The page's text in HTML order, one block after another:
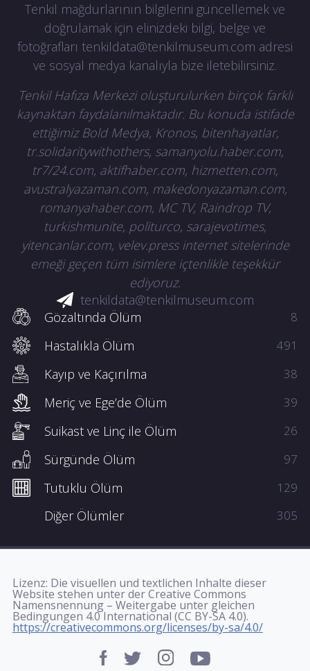
Tenkil mağdurlarının bilgilerini güncellemek ve
doğrulamak için elinizdeki bilgi, belge ve
fotoğrafları tenkildata@tenkilmuseum.com adresi
ve sosyal medya kanalıyla bize iletebilirsiniz.
Tenkil Hafıza Merkezi oluşturulurken birçok farklı
kaynaktan faydalanılmaktadır. Bu konuda istifade
ettiğimiz Bold Medya, Kronos, bitenhayatlar,
tr.solidaritywithothers, samanyolu.haber.com,
tr7/24.com, aktifhaber.com, hizmetten.com,
avustralyazaman.com, makedonyazaman.com,
romanyahaber.com, MC TV, Raindrop TV,
turkishmunite, politurco, sarajevotimes,
yitencanlar.com, velev.press internet sitelerinde
emeği geçen tüm isimlere içtenlikle teşekkür
ediyoruz.
tenkildata@tenkilmuseum.com
Gözaltında Ölüm
8
Hastalıkla Ölüm 491
Kayıp ve Kaçırılma 38
Meriç ve Ege’de Ölüm 39
Suikast ve Linç ile Ölüm 26
Sürgünde Ölüm 97
Tutuklu Ölüm 129
Diğer Ölümler 305
Lizenz: Die visuellen und textlichen Inhalte dieser
Website stehen unter der Creative Commons
Namensnennung – Weitergabe unter gleichen
Bedingungen 4.0 International (CC BY-SA 4.0).
https://creativecommons.org/licenses/by-sa/4.0/